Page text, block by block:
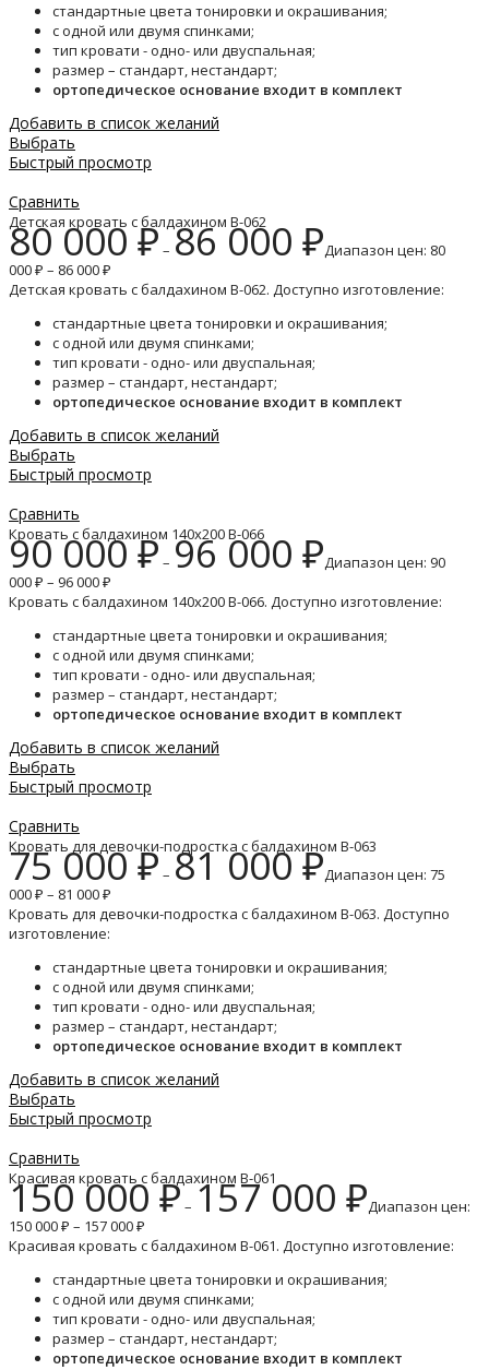
стандартные цвета тонировки и окрашивания;
с одной или двумя спинками;
тип кровати - одно- или двуспальная;
размер – стандарт, нестандарт;
ортопедическое основание входит в комплект
Добавить в список желаний
Выбрать
Быстрый просмотр
Сравнить
Детская кровать с балдахином B-062
80 000₽– 86 000 ₽Диапазон цен: 80
000 ₽ – 86 000 ₽
Детская кровать с балдахином B-062. Доступно изготовление:
стандартные цвета тонировки и окрашивания;
с одной или двумя спинками;
тип кровати - одно- или двуспальная;
размер – стандарт, нестандарт;
ортопедическое основание входит в комплект
Добавить в список желаний
Выбрать
Быстрый просмотр
Сравнить
Кровать с балдахином 140х200 B-066
90 000₽– 96 000 ₽Диапазон цен: 90
000 ₽ – 96 000 ₽
Кровать с балдахином 140х200 B-066. Доступно изготовление:
стандартные цвета тонировки и окрашивания;
с одной или двумя спинками;
тип кровати - одно- или двуспальная;
размер – стандарт, нестандарт;
ортопедическое основание входит в комплект
Добавить в список желаний
Выбрать
Быстрый просмотр
Сравнить
Кровать для девочки-подростка с балдахином B-063
75 000₽ – 81 000₽Диапазон цен: 75
000 ₽ – 81 000 ₽
Кровать для девочки-подростка с балдахином B-063. Доступно
изготовление:
стандартные цвета тонировки и окрашивания;
с одной или двумя спинками;
тип кровати - одно- или двуспальная;
размер – стандарт, нестандарт;
ортопедическое основание входит в комплект
Добавить в список желаний
Выбрать
Быстрый просмотр
Сравнить
Красивая кровать с балдахином B-061
150 000₽– 157 000 ₽Диапазон цен:
150 000 ₽ – 157 000 ₽
Красивая кровать с балдахином B-061. Доступно изготовление:
стандартные цвета тонировки и окрашивания;
с одной или двумя спинками;
тип кровати - одно- или двуспальная;
размер – стандарт, нестандарт;
ортопедическое основание входит в комплект